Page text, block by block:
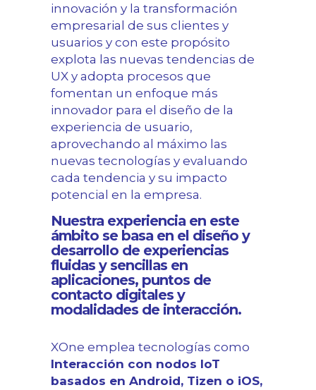
innovación y la transformación
empresarial de sus clientes y
usuarios y con este propósito
explota las nuevas tendencias de
UX y adopta procesos que
fomentan un enfoque más
innovador para el diseño de la
experiencia de usuario,
aprovechando al máximo las
nuevas tecnologías y evaluando
cada tendencia y su impacto
potencial en la empresa.
Nuestra experiencia en este
ámbito se basa en el diseño y
desarrollo de experiencias
fluidas y sencillas en
aplicaciones, puntos de
contacto digitales y
modalidades de interacción.
XOne emplea tecnologías como
Interacción con nodos IoT
basados en Android, Tizen o iOS,